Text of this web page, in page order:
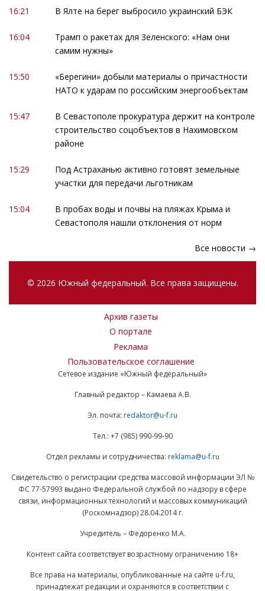
16:21 В Ялте на берег выбросило украинский БЭК
16:04
Трамп о ракетах для Зеленского: «Нам они
самим нужны»
15:50
«Берегини» добыли материалы о причастности
НАТО к ударам по российским энергообъектам
15:47
В Севастополе прокуратура держит на контроле
строительство соцобъектов в Нахимовском
районе
15:29
Под Астраханью активно готовят земельные
участки для передачи льготникам
15:04
В пробах воды и почвы на пляжах Крыма и
Севастополя нашли отклонения от норм
Все новости →
© 2026 Южный федеральный. Все права защищены.
Архив газеты
О портале
Реклама
Пользовательское соглашение
Сетевое издание «Южный федеральный»
Главный редактор – Камаева А.В.
Эл. почта: redaktor@u-f.ru
Тел.: +7 (985) 990-99-90
Отдел рекламы и сотрудничества: reklama@u-f.ru
Свидетельство о регистрации средства массовой информации ЭЛ №
ФС 77-57993 выдано Федеральной службой по надзору в сфере
связи, информационных технологий и массовых коммуникаций
(Роскомнадзор) 28.04.2014 г.
Учредитель – Федоренко М.А.
Контент сайта соответствует возрастному ограничению 18+
Все права на материалы, опубликованные на сайте u-f.ru,
принадлежат редакции и охраняются в соответствии с